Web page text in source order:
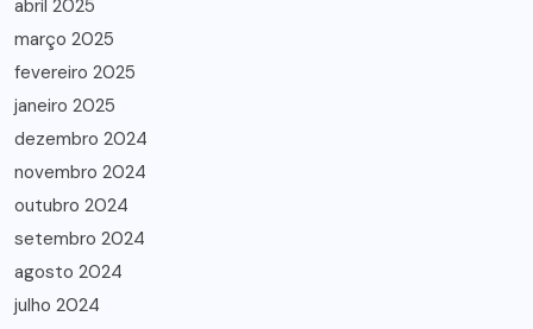
abril 2025
março 2025
fevereiro 2025
janeiro 2025
dezembro 2024
novembro 2024
outubro 2024
setembro 2024
agosto 2024
julho 2024